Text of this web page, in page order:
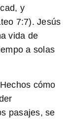
y
7:7). Jesús
vida de
a solas
cómo
pasajes, se